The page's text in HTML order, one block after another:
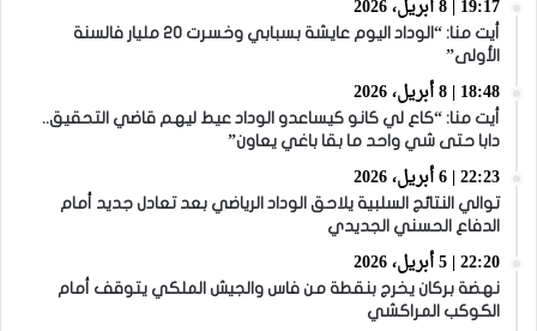
19:17 | 8 أبريل، 2026
أيت منا: “الوداد اليوم عايشة بسبابي وخسرت 20 مليار فالسنة
الأولى”
18:48 | 8 أبريل، 2026
أيت منا: “كاع لي كانو كيساعدو الوداد عيط ليهم قاضي التحقيق..
دابا حتى شي واحد ما بقا باغي يعاون”
22:23 | 6 أبريل، 2026
توالي النتائج السلبية يلاحق الوداد الرياضي بعد تعادل جديد أمام
الدفاع الحسني الجديدي
22:20 | 5 أبريل، 2026
نهضة بركان يخرج بنقطة من فاس والجيش الملكي يتوقف أمام
الكوكب المراكشي